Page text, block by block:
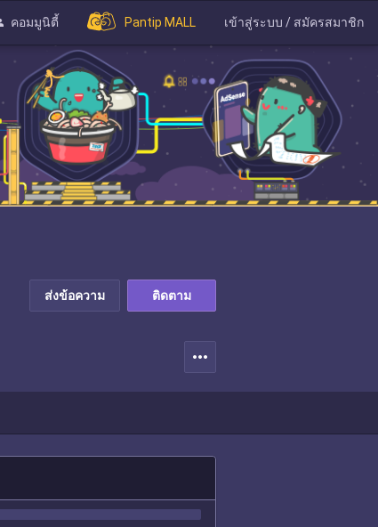
คอมมูนิตี้ Pantip MALL เข้าสู่ระบบ / สมัครสมาชิก
ส่งข้อความ ติดตาม
more_horiz